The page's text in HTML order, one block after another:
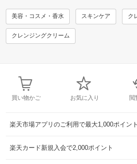
美容・コスメ・香水 スキンケア ク
クレンジングクリーム
買い物かご お気に入り 閲
楽天市場アプリのご利用で最大1,000ポイン
楽天カード新規入会で2,000ポイント